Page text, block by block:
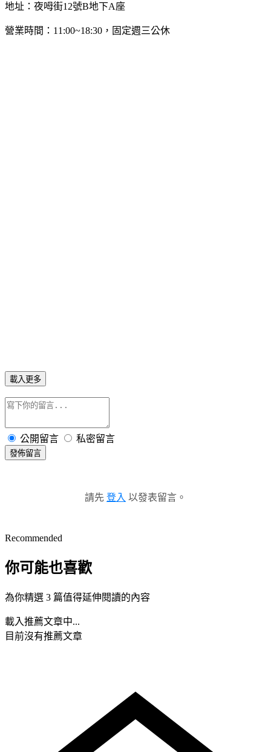
地址：夜呣街12號B地下A座
營業時間：11:00~18:30，固定週三公休
載入更多
公開留言 私密留言
發佈留言
請先 登入 以發表留言。
Recommended
你可能也喜歡
為你精選 3 篇值得延伸閱讀的內容
載入推薦文章中...
目前沒有推薦文章